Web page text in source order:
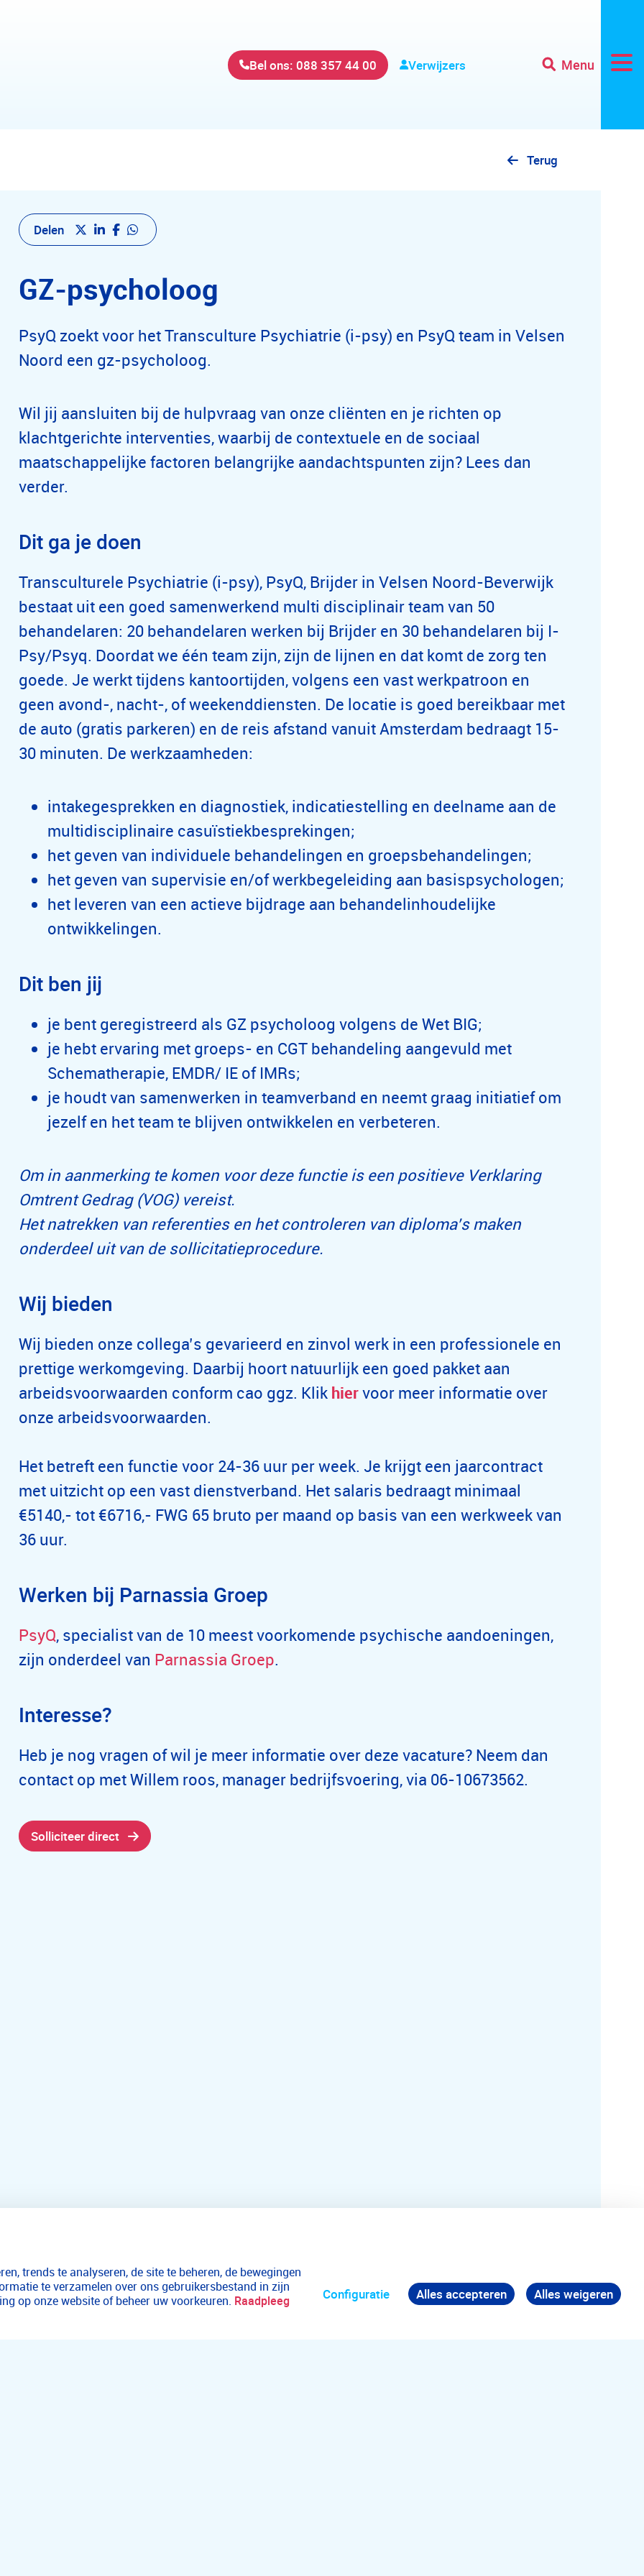
Bel ons: 088 357 44 00 Verwijzers Menu
Terug
Delen
GZ-psycholoog
PsyQ zoekt voor het Transculture Psychiatrie (i-psy) en PsyQ team in Velsen
Noord een gz-psycholoog.
Wil jij aansluiten bij de hulpvraag van onze cliënten en je richten op
klachtgerichte interventies, waarbij de contextuele en de sociaal
maatschappelijke factoren belangrijke aandachtspunten zijn? Lees dan
verder.
Dit ga je doen
Transculturele Psychiatrie (i-psy), PsyQ, Brijder in Velsen Noord-Beverwijk
bestaat uit een goed samenwerkend multi disciplinair team van 50
behandelaren: 20 behandelaren werken bij Brijder en 30 behandelaren bij I-
Psy/Psyq. Doordat we één team zijn, zijn de lijnen en dat komt de zorg ten
goede. Je werkt tijdens kantoortijden, volgens een vast werkpatroon en
geen avond-, nacht-, of weekenddiensten. De locatie is goed bereikbaar met
de auto (gratis parkeren) en de reis afstand vanuit Amsterdam bedraagt 15-
30 minuten. De werkzaamheden:
intakegesprekken en diagnostiek, indicatiestelling en deelname aan de
multidisciplinaire casuïstiekbesprekingen;
het geven van individuele behandelingen en groepsbehandelingen;
het geven van supervisie en/of werkbegeleiding aan basispsychologen;
het leveren van een actieve bijdrage aan behandelinhoudelijke
ontwikkelingen.
Dit ben jij
je bent geregistreerd als GZ psycholoog volgens de Wet BIG;
je hebt ervaring met groeps- en CGT behandeling aangevuld met
Schematherapie, EMDR/ IE of IMRs;
je houdt van samenwerken in teamverband en neemt graag initiatief om
jezelf en het team te blijven ontwikkelen en verbeteren.
Om in aanmerking te komen voor deze functie is een positieve Verklaring
Omtrent Gedrag (VOG) vereist.
Het natrekken van referenties en het controleren van diploma’s maken
onderdeel uit van de sollicitatieprocedure.
Wij bieden
Wij bieden onze collega’s gevarieerd en zinvol werk in een professionele en
prettige werkomgeving. Daarbij hoort natuurlijk een goed pakket aan
arbeidsvoorwaarden conform cao ggz. Klik hiervoor meer informatie over
onze arbeidsvoorwaarden.
Het betreft een functie voor 24-36 uur per week. Je krijgt een jaarcontract
met uitzicht op een vast dienstverband. Het salaris bedraagt minimaal
€5140,- tot €6716,- FWG 65 bruto per maand op basis van een werkweek van
36 uur.
Werken bij Parnassia Groep
PsyQ, specialist van de 10 meest voorkomende psychische aandoeningen,
zijn onderdeel van Parnassia Groep.
Interesse?
Heb je nog vragen of wil je meer informatie over deze vacature? Neem dan
contact op met Willem roos, manager bedrijfsvoering, via 06-10673562.
Solliciteer direct
trends te analyseren, de site te beheren, de bewegingen
te verzamelen over ons gebruikersbestand in zijn
op onze website of beheer uw voorkeuren. Raadpleeg
Configuratie Alles accepteren Alles weigeren